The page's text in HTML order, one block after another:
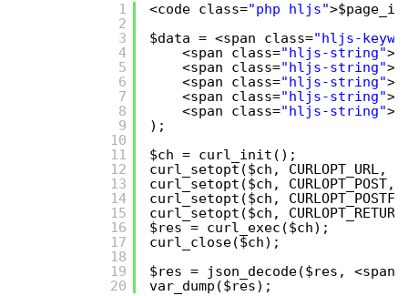
1
2
3
4
5
6
7
8
9
10
11
12
13
14
15
16
17
18
19
20
<code class="php hljs"
$data = <span class="hljs-
<span class="hljs-string">
<span class="hljs-string">
<span class="hljs-string">
<span class="hljs-string">
<span class="hljs-string">
);
$ch = curl_init();
curl_setopt($ch, CURLOPT_URL,
curl_setopt($ch, CURLOPT_POST,
curl_setopt($ch,
curl_setopt($ch,
$res = curl_exec($ch);
curl_close($ch);
$res = json_decode($res, <span
var_dump($res);